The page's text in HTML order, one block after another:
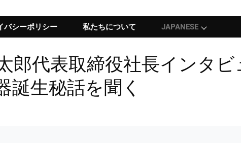
バシーポリシー 私たちについて JAPANESE
郎代表取締役社長インタビ
誕生秘話を聞く